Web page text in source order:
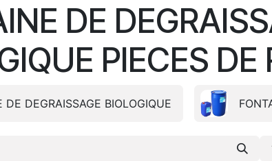
DE
PIECES DE
DE DEGRAISSAGE BIOLOGIQUE